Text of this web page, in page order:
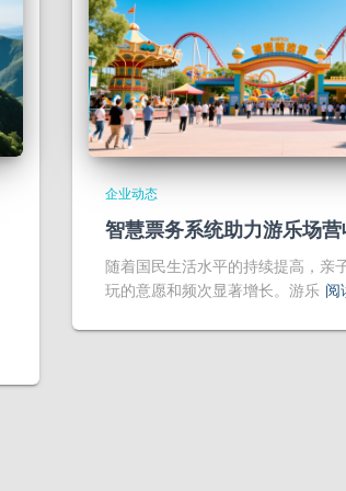
企业动态
智慧票务系统助力游乐场
随着国民生活水平的持续提高，亲
玩的意愿和频次显著增长。游乐 阅